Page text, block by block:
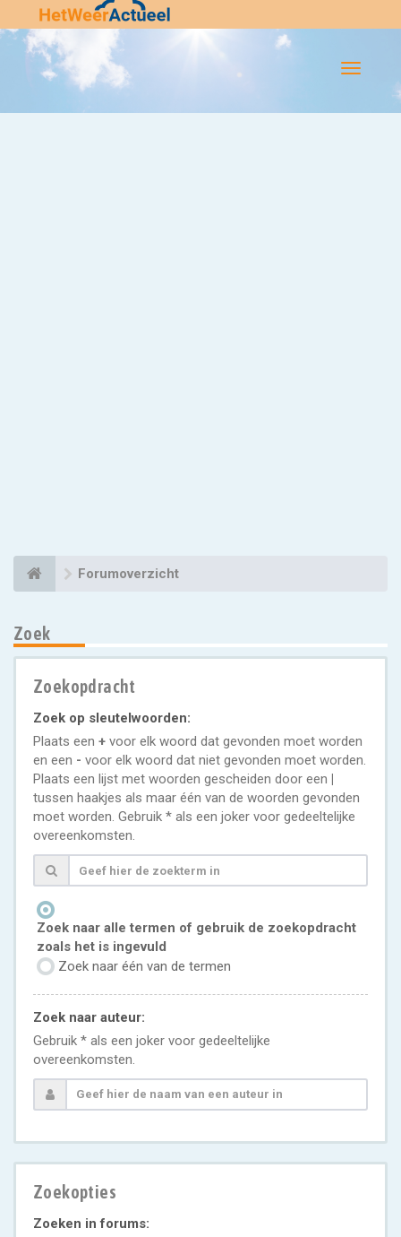
Flip-
Forumoverzicht
Zoek
Zoekopdracht
Zoek op sleutelwoorden:
Plaats een + voor elk woord dat gevonden moet worden
en een - voor elk woord dat niet gevonden moet worden.
Plaats een lijst met woorden gescheiden door een |
tussen haakjes als maar één van de woorden gevonden
moet worden. Gebruik * als een joker voor gedeeltelijke
overeenkomsten.
Zoek naar alle termen of gebruik de zoekopdracht
zoals het is ingevuld
Zoek naar één van de termen
Zoek naar auteur:
Gebruik * als een joker voor gedeeltelijke
overeenkomsten.
Zoekopties
Zoeken in forums: